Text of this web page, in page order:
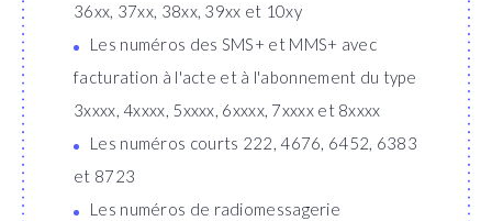
36xx, 37xx, 38xx, 39xx et 10xy
Les numéros des SMS+ et MMS+ avec
facturation à l'acte et à l'abonnement du type
3xxxx, 4xxxx, 5xxxx, 6xxxx, 7xxxx et 8xxxx
Les numéros courts 222, 4676, 6452, 6383
et 8723
Les numéros de radiomessagerie